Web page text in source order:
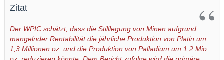
Zitat
Der WPIC schätzt, dass die Stilllegung von Minen aufgrund
mangelnder Rentabilität die jährliche Produktion von Platin um
1,3 Millionen oz. und die Produktion von Palladium um 1,2 Mio